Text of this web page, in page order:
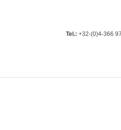
Tel.: +32-(0)4-366